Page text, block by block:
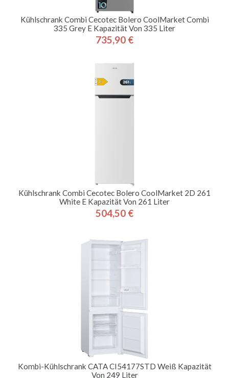
Kühlschrank Combi Cecotec Bolero CoolMarket Combi
335 Grey E Kapazität Von 335 Liter
Preis
735,90 €
Kühlschrank Combi Cecotec Bolero CoolMarket 2D 261
White E Kapazität Von 261 Liter
Preis
504,50 €
Kombi-Kühlschrank CATA CI54177STD Weiß Kapazität
Von 249 Liter